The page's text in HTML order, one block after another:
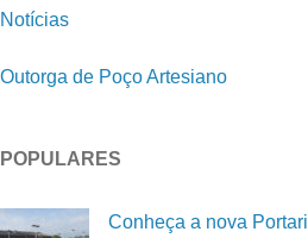
Notícias
Outorga de Poço Artesiano
POPULARES
Conheça a nova